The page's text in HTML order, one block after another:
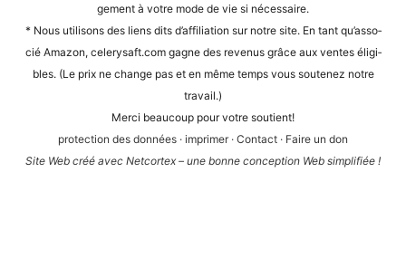
ge­ment à vot­re mode de vie si nécessaire.
* Nous uti­li­sons des liens dits d’af­fi­lia­ti­on sur not­re site. En tant qu’as­so­
cié Ama­zon, cele​ry​saft​.com gagne des reve­nus grâce aux ven­tes éli­gi­
bles. (Le prix ne chan­ge pas et en même temps vous sou­te­n­ez not­re
travail.)
Mer­ci beau­coup pour vot­re soutient!
pro­tec­tion des don­nées · impri­mer· Cont­act · Fai­re un don
Site Web créé avec Net­cortex – une bon­ne con­cep­ti­on Web simplifiée !